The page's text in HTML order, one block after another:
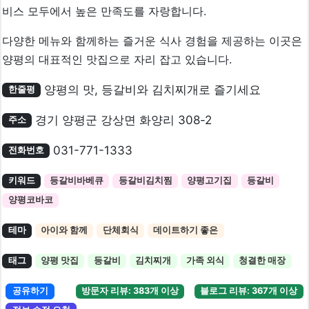
비스 모두에서 높은 만족도를 자랑합니다.
다양한 메뉴와 함께하는 즐거운 식사 경험을 제공하는 이곳은
양평의 대표적인 맛집으로 자리 잡고 있습니다.
한줄평 양평의 맛, 등갈비와 김치찌개로 즐기세요
주소 경기 양평군 강상면 화양리 308-2
전화번호 031-771-1333
키워드 등갈비바베큐 등갈비김치찜 양평고기집
등갈비
양평코바코
테마 아이와 함께 단체회식 데이트하기 좋은
태그 양평 맛집 등갈비 김치찌개 가족 외식 청결한 매장
블로그 리뷰: 367개 이상
방문자 리뷰: 383개 이상
공유하기